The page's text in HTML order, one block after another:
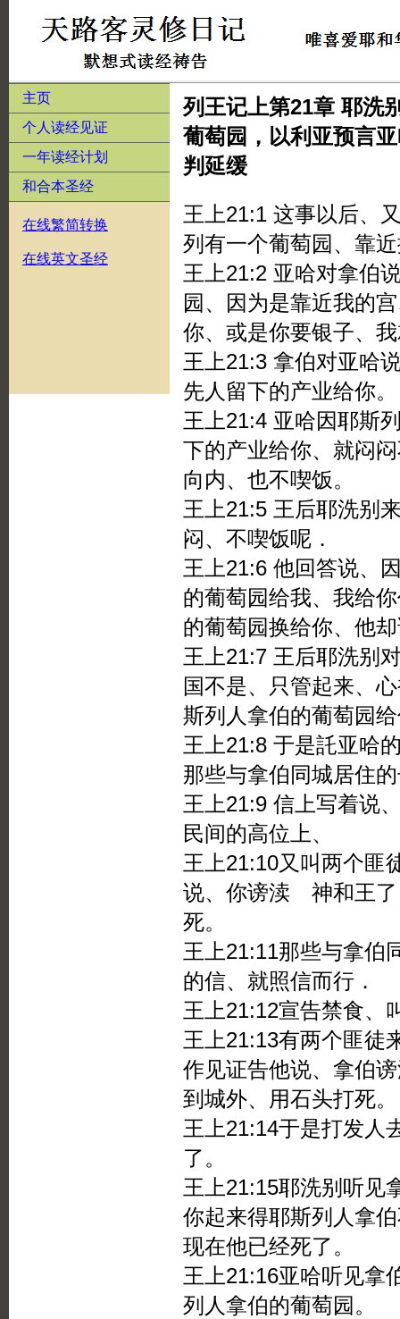
主页
个人读经见证
一年读经计划
和合本圣经
在线繁简转换
在线英文圣经
列王记上第21章 耶洗
葡萄园，以利亚预言
判延缓
王上21:1 这事以后、
列有一个葡萄园、靠
王上21:2 亚哈对拿伯
园、因为是靠近我的
你、或是你要银子、
王上21:3 拿伯对亚哈
先人留下的产业给你。
王上21:4 亚哈因耶斯
下的产业给你、就闷
向内、也不喫饭。
王上21:5 王后耶洗别
闷、不喫饭呢．
王上21:6 他回答说、
的葡萄园给我、我给
的葡萄园换给你、他
王上21:7 王后耶洗别
国不是、只管起来、
斯列人拿伯的葡萄园
王上21:8 于是託亚哈
那些与拿伯同城居住
王上21:9 信上写着说
民间的高位上、
王上21:10又叫两个匪
说、你谤渎 神和王了
死。
王上21:11那些与拿伯
的信、就照信而行．
王上21:12宣告禁食、
王上21:13有两个匪徒
作见证告他说、拿伯
到城外、用石头打死。
王上21:14于是打发人
了。
王上21:15耶洗别听见
你起来得耶斯列人拿
现在他已经死了。
王上21:16亚哈听见拿
列人拿伯的葡萄园。